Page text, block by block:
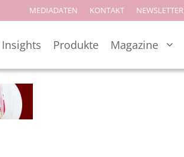
MEDIADATEN KONTAKT NEWSLETTER
Insights Produkte Magazine